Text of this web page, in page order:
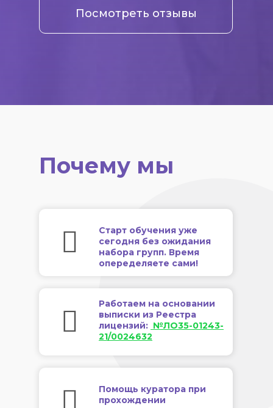
Посмотреть отзывы
Почему мы
Старт обучения уже
сегодня без ожидания
набора групп. Время
опеределяете сами!
Работаем на основании
выписки из Реестра
лицензий: №ЛО35-01243-
21/0024632
Помощь куратора при
прохождении